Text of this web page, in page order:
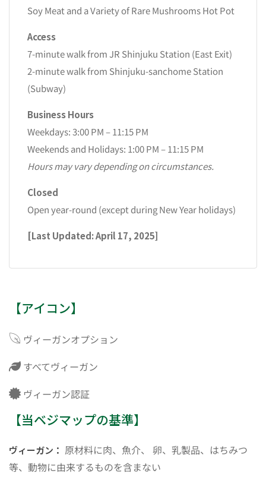
Soy Meat and a Variety of Rare Mushrooms Hot Pot
Access
7-minute walk from JR Shinjuku Station (East Exit)
2-minute walk from Shinjuku-sanchome Station
(Subway)
Business Hours
Weekdays: 3:00 PM – 11:15 PM
Weekends and Holidays: 1:00 PM – 11:15 PM
Hours may vary depending on circumstances.
Closed
Open year-round (except during New Year holidays)
[Last Updated: April 17, 2025]
【アイコン】
ヴィーガンオプション
すべてヴィーガン
ヴィーガン認証
【当ベジマップの基準】
ヴィーガン： 原材料に肉、魚介、 卵、乳製品、はちみつ
等、動物に由来するものを含まない